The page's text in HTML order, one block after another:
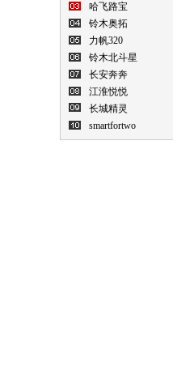
哈飞路宝
铃木奥拓
力帆320
铃木北斗星
长安奔奔
江淮悦悦
长城精灵
smartfortwo